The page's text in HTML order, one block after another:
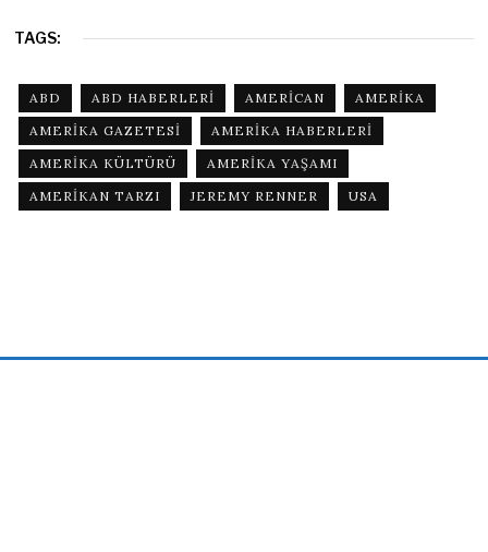
TAGS:
ABD ABD HABERLERI AMERICAN
AMERIKA
AMERIKA GAZETESI
AMERIKA HABERLERI
AMERIKA KÜLTÜRÜ
AMERIKA YAŞAMI
AMERIKAN TARZI
JEREMY RENNER USA